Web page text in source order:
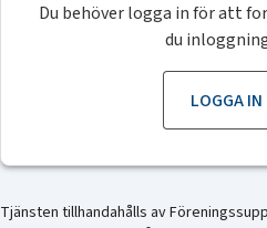
Du behöver logga in för att
du
LOGGA IN
Tjänsten tillhandahålls av